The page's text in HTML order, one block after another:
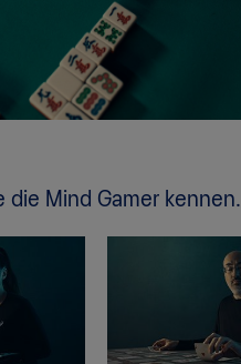
die Mind Gamer kennen.